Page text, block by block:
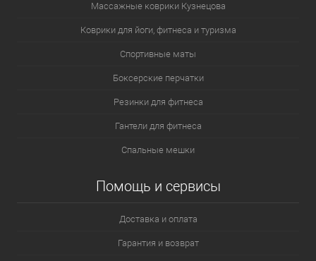
Массажные коврики Кузнецова
Коврики для йоги, фитнеса и туризма
Спортивные маты
Боксерские перчатки
Резинки для фитнеса
Гантели для фитнеса
Спальные мешки
Помощь и сервисы
Доставка и оплата
Гарантия и возврат